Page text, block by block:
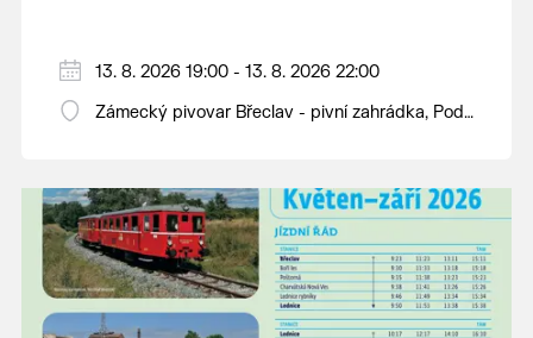
13. 8. 2026 19:00 - 13. 8. 2026 22:00
Zámecký pivovar Břeclav - pivní zahrádka, Pod